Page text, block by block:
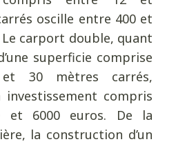
oscille entre 400 et
Le carport double, quant
superficie comprise
30 mètres carrés,
compris
et 6000 euros. De la
la construction d’un